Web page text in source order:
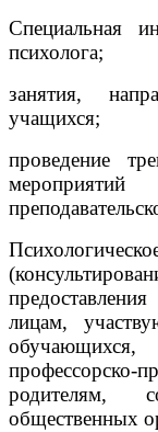
Специальная
психолога;
занятия,
учащихся;
проведение
лицам,
родителям,
общественных